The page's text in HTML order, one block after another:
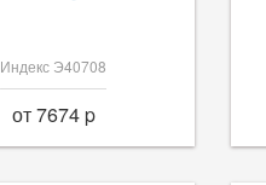
Индекс Э40708
от 7674 p